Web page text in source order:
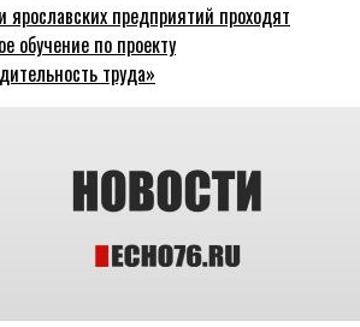
ярославских предприятий проходят
обучение по проекту
труда»